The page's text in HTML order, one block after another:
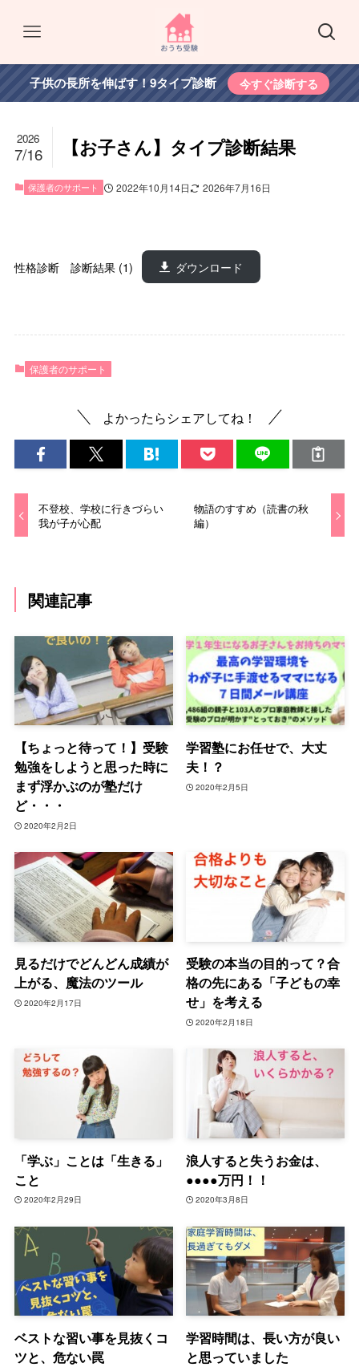
子供の長所を伸ばす！9タイプ診断 今すぐ診断する
【お子さん】タイプ診断結果
2026
7/16
保護者のサポート 2022年10月14日 2026年7月16日
性格診断 診断結果 (1) ダウンロード
保護者のサポート
よかったらシェアしてね！
不登校、学校に行きづらい
我が子が心配
物語のすすめ（読書の秋
編）
関連記事
【ちょっと待って！】受験
勉強をしようと思った時に
まず浮かぶのが塾だけ
ど・・・
2020年2月2日
学習塾にお任せで、大丈
夫！？
2020年2月5日
見るだけでどんどん成績が
上がる、魔法のツール
2020年2月17日
受験の本当の目的って？合
格の先にある「子どもの幸
せ」を考える
2020年2月18日
「学ぶ」ことは「生きる」
こと
2020年2月29日
浪人すると失うお金は、
●●●●万円！！
2020年3月8日
ベストな習い事を見抜くコ
ツと、危ない罠
学習時間は、長い方が良い
と思っていました